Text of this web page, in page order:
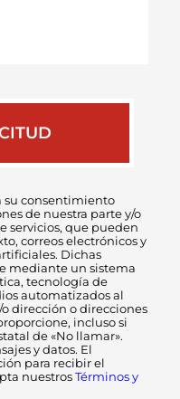
su consentimiento
de nuestra parte y/o
servicios, que pueden
correos electrónicos y
Dichas
mediante un sistema
tecnología de
automatizados al
dirección o direcciones
incluso si
de «No llamar».
y datos. El
para recibir el
nuestros Términos y